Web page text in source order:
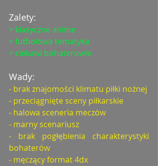
Zalety:
+ klasyczne anime
+ futbolowa tematyka
+ ciekawi bohaterowie
Wady:
- brak znajomości klimatu piłki nożnej
- przeciągnięte sceny piłkarskie
- halowa sceneria meczów
- marny scenariusz
- brak pogłębienia charakterystyki
bohaterów
- męczący format 4dx